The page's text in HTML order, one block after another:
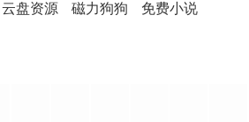
云盘资源 磁力狗狗
免费小说